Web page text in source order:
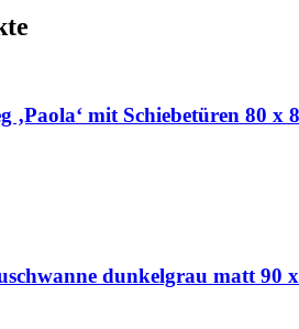
‚Paola‘ mit Schiebetüren 80 x
dunkelgrau matt 90